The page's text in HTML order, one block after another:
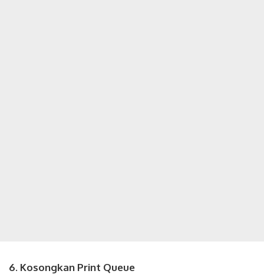
6. Kosongkan Print Queue